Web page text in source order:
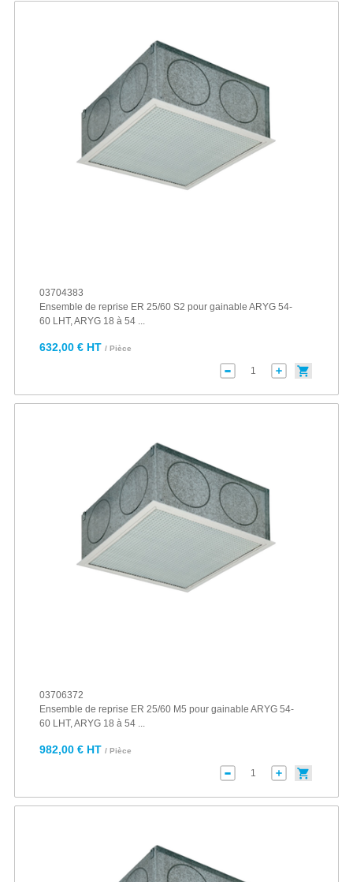
03704383
Ensemble de reprise ER 25/60 S2 pour gainable ARYG 54-
60 LHT, ARYG 18 à 54 ...
632,00 € HT / Pièce
03706372
Ensemble de reprise ER 25/60 M5 pour gainable ARYG 54-
60 LHT, ARYG 18 à 54 ...
982,00 € HT / Pièce